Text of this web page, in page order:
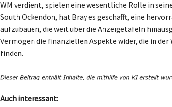
WM verdient, spielen eine wesentliche Rolle in
South Ockendon, hat Bray es geschafft, eine
aufzubauen, die weit über die Anzeigetafeln
Vermögen die finanziellen Aspekte wider, die in
finden.
Auch interessant: